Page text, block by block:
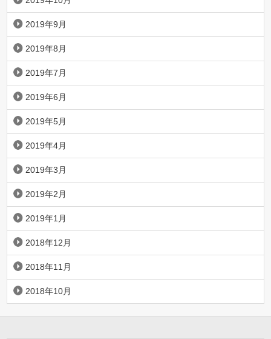
2019年9月
2019年8月
2019年7月
2019年6月
2019年5月
2019年4月
2019年3月
2019年2月
2019年1月
2018年12月
2018年11月
2018年10月